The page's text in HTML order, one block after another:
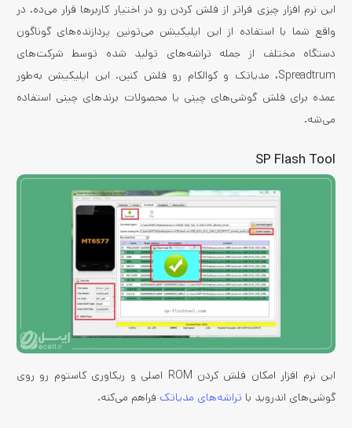
این نرم افزار چیزی فراتر از فلش کردن رو در اختیار کاربرها قرار می‌ده. در
واقع شما با استفاده از این اپلیکیشن می‌تونین پردازنده‌های گوناگون
دستگاه مختلف از جمله تراشه‌های تولید شده توسط شرکت‌های
Spreadtrum، مدیاتک و کوالکام رو فلش کنین. این اپلیکیشن به‌طور
عمده برای فلش گوشی‌های چینی یا محصولات برندهای چینی استفاده
می‌شه.
SP Flash Tool
این نرم افزار امکان فلش کردن ROM اصلی و ریکاوری کاستوم رو روی
گوشی‌های اندروید با تراشه‌های مدیاتک فراهم می‌کنه.